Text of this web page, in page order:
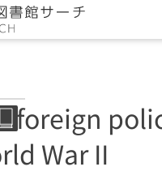
foreign
War II